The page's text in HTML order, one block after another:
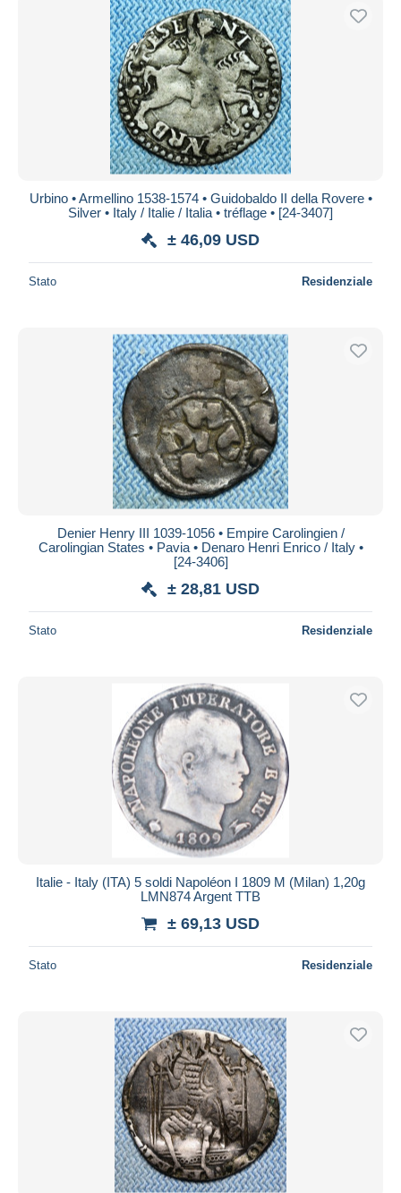
Urbino • Armellino 1538-1574 • Guidobaldo II della Rovere •
Silver • Italy / Italie / Italia • tréflage • [24-3407]
± 46,09 USD
Stato Residenziale
Denier Henry III 1039-1056 • Empire Carolingien /
Carolingian States • Pavia • Denaro Henri Enrico / Italy •
[24-3406]
± 28,81 USD
Stato Residenziale
Italie - Italy (ITA) 5 soldi Napoléon I 1809 M (Milan) 1,20g
LMN874 Argent TTB
± 69,13 USD
Stato Residenziale